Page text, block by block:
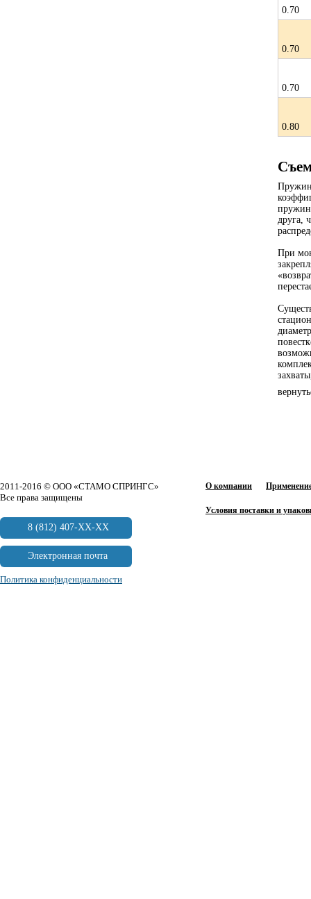
0.70
0.70
0.70
0.80
друга,
При
О компании
Условия поставки и
2011-2016 © ООО «СТАМО СПРИНГС»
Все права защищены
8 (812) 407-XX-XX
Электронная почта
Политика конфиденциальности